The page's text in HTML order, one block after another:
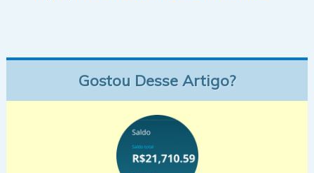
Gostou Desse Artigo?